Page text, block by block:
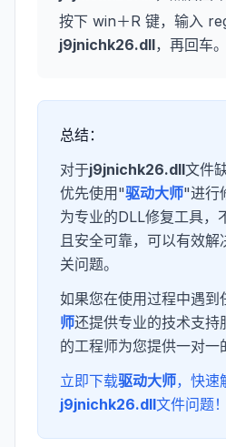
按下 win＋R 键，输入
j9jnichk26.dll，再回车。
总结：
对于j9jnichk26.dll文件
优先使用"驱动大师"进行
为专业的DLL修复工具，
且安全可靠，可以有效解
关问题。
如果您在使用过程中遇到
师还提供专业的技术支持
的工程师为您提供一对一
立即下载驱动大师，快速
j9jnichk26.dll文件问题！